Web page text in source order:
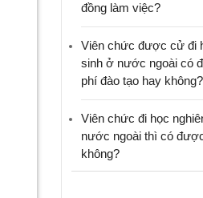
đồng làm việc?
Viên chức được cử đi
sinh ở nước ngoài có
phí đào tạo hay không?
Viên chức đi học
nước ngoài thì có
không?